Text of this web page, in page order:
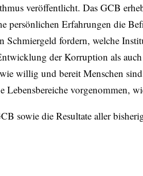
veröffentlicht. Das GCB
persönlichen Erfahrungen die
Schmiergeld fordern, welche
der Korruption als
willig und bereit Menschen
Lebensbereiche vorgenommen,
sowie die Resultate aller